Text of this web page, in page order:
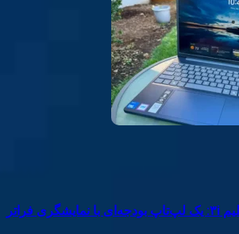
بررسی لنوو آیدوپد اسلیم ۳i: یک لپ‌تاپ بودجه‌ای با نمایشگری فراتر